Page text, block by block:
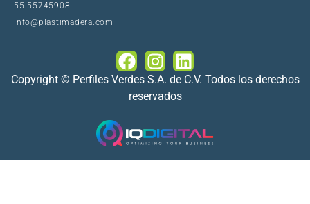
55 55745908
info@plastimadera.com
Copyright © Perfiles Verdes S.A. de C.V. Todos los derechos
reservados